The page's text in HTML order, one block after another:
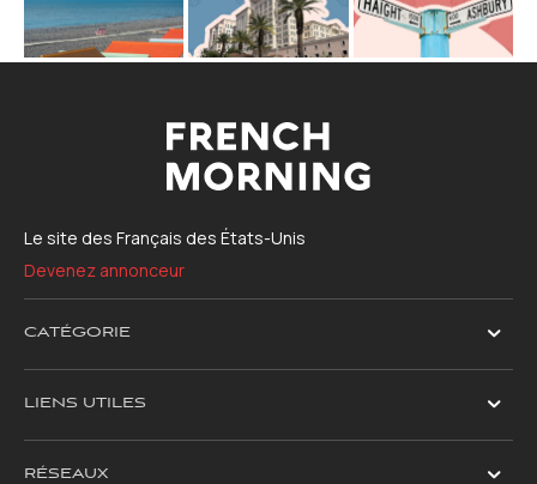
Le site des Français des États-Unis
Devenez annonceur
CATÉGORIE
LIENS UTILES
RÉSEAUX